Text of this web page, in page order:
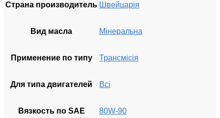
Страна производитель Швейцарія
Вид масла Мінеральна
Применение по типу Трансмісія
Для типа двигателей Всі
Вязкость по SAE 80W-90